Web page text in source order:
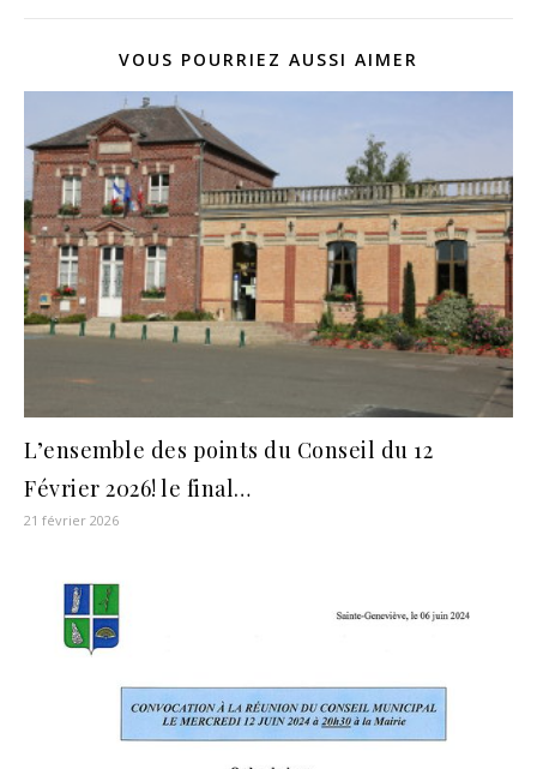
VOUS POURRIEZ AUSSI AIMER
L’ensemble des points du Conseil du 12
Février 2026! le final…
21 février 2026